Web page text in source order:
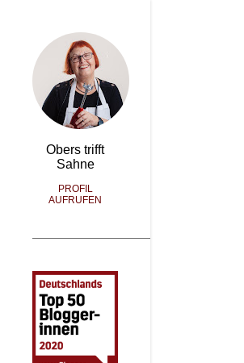
Obers trifft
Sahne
PROFIL
AUFRUFEN